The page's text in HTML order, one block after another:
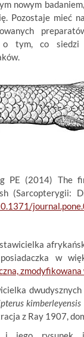
nowym
Pozostaje mieć
o tym, co
PE (2014) The
(Sarcopterygii:
w
kimberleyensis
z Ray 1907,